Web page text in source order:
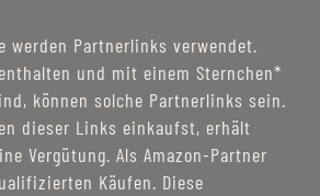
werden Partnerlinks verwendet.
und mit einem Sternchen*
können solche Partnerlinks sein.
dieser Links einkaufst, erhält
Vergütung. Als Amazon-Partner
Käufen. Diese